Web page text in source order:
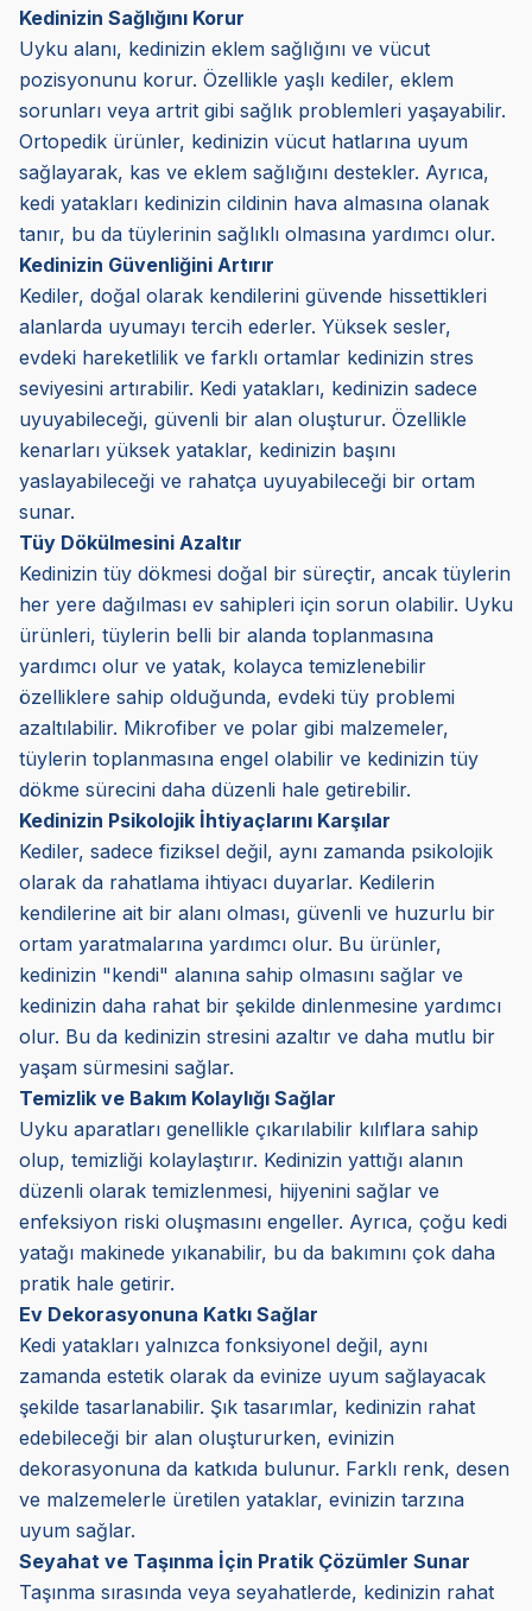
Kedinizin Sağlığını Korur
Uyku alanı, kedinizin eklem sağlığını ve vücut
pozisyonunu korur. Özellikle yaşlı kediler, eklem
sorunları veya artrit gibi sağlık problemleri yaşayabilir.
Ortopedik ürünler, kedinizin vücut hatlarına uyum
sağlayarak, kas ve eklem sağlığını destekler. Ayrıca,
kedi yatakları kedinizin cildinin hava almasına olanak
tanır, bu da tüylerinin sağlıklı olmasına yardımcı olur.
Kedinizin Güvenliğini Artırır
Kediler, doğal olarak kendilerini güvende hissettikleri
alanlarda uyumayı tercih ederler. Yüksek sesler,
evdeki hareketlilik ve farklı ortamlar kedinizin stres
seviyesini artırabilir. Kedi yatakları, kedinizin sadece
uyuyabileceği, güvenli bir alan oluşturur. Özellikle
kenarları yüksek yataklar, kedinizin başını
yaslayabileceği ve rahatça uyuyabileceği bir ortam
sunar.
Tüy Dökülmesini Azaltır
Kedinizin tüy dökmesi doğal bir süreçtir, ancak tüylerin
her yere dağılması ev sahipleri için sorun olabilir. Uyku
ürünleri, tüylerin belli bir alanda toplanmasına
yardımcı olur ve yatak, kolayca temizlenebilir
özelliklere sahip olduğunda, evdeki tüy problemi
azaltılabilir. Mikrofiber ve polar gibi malzemeler,
tüylerin toplanmasına engel olabilir ve kedinizin tüy
dökme sürecini daha düzenli hale getirebilir.
Kedinizin Psikolojik İhtiyaçlarını Karşılar
Kediler, sadece fiziksel değil, aynı zamanda psikolojik
olarak da rahatlama ihtiyacı duyarlar. Kedilerin
kendilerine ait bir alanı olması, güvenli ve huzurlu bir
ortam yaratmalarına yardımcı olur. Bu ürünler,
kedinizin "kendi" alanına sahip olmasını sağlar ve
kedinizin daha rahat bir şekilde dinlenmesine yardımcı
olur. Bu da kedinizin stresini azaltır ve daha mutlu bir
yaşam sürmesini sağlar.
Temizlik ve Bakım Kolaylığı Sağlar
Uyku aparatları genellikle çıkarılabilir kılıflara sahip
olup, temizliği kolaylaştırır. Kedinizin yattığı alanın
düzenli olarak temizlenmesi, hijyenini sağlar ve
enfeksiyon riski oluşmasını engeller. Ayrıca, çoğu kedi
yatağı makinede yıkanabilir, bu da bakımını çok daha
pratik hale getirir.
Ev Dekorasyonuna Katkı Sağlar
Kedi yatakları yalnızca fonksiyonel değil, aynı
zamanda estetik olarak da evinize uyum sağlayacak
şekilde tasarlanabilir. Şık tasarımlar, kedinizin rahat
edebileceği bir alan oluştururken, evinizin
dekorasyonuna da katkıda bulunur. Farklı renk, desen
ve malzemelerle üretilen yataklar, evinizin tarzına
uyum sağlar.
Seyahat ve Taşınma İçin Pratik Çözümler Sunar
Taşınma sırasında veya seyahatlerde, kedinizin rahat